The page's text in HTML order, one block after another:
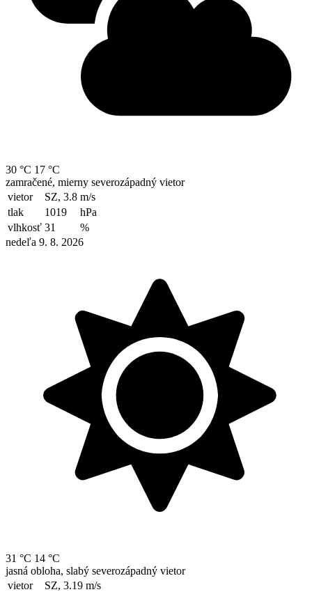
30 °C 17 °C
zamračené, mierny severozápadný vietor
vietor
SZ, 3.8 m/s
tlak
1019
hPa
vlhkosť 31
%
nedeľa 9. 8. 2026
31 °C 14 °C
jasná obloha, slabý severozápadný vietor
vietor
SZ, 3.19 m/s